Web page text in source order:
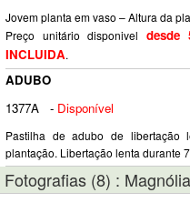
Jovem planta em vaso – Altura da
Preço unitário disponivel desde
INCLUIDA.
ADUBO
1377A
- Disponível
Pastilha de adubo de libertação
plantação. Libertação lenta durante
Fotografias (8) :